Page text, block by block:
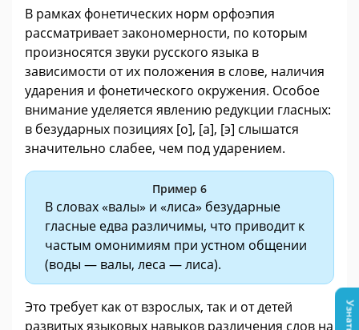
В рамках фонетических норм орфоэпия
рассматривает закономерности, по которым
произносятся звуки русского языка в
зависимости от их положения в слове, наличия
ударения и фонетического окружения. Особое
внимание уделяется явлению редукции гласных:
в безударных позициях [о], [а], [э] слышатся
значительно слабее, чем под ударением.
Пример 6
В словах «валы» и «лиса» безударные
гласные едва различимы, что приводит к
частым омонимиям при устном общении
(воды — валы, леса — лиса).
Это требует как от взрослых, так и от детей
развитых языковых навыков различения слов на